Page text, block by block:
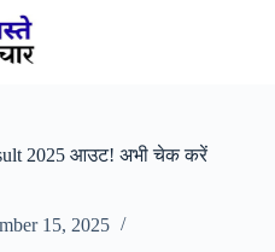
2025 आउट! अभी चेक करें
15, 2025